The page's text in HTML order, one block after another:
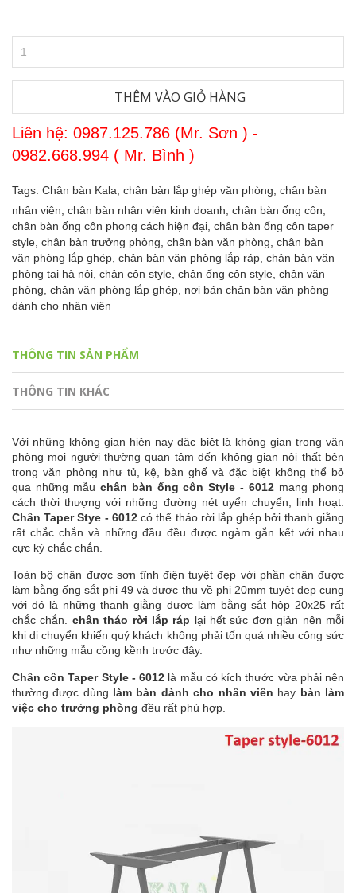
THÊM VÀO GIỎ HÀNG
Liên hệ: 0987.125.786 (Mr. Sơn ) -
0982.668.994 ( Mr. Bình )
Tags: Chân bàn Kala, chân bàn lắp ghép văn phòng, chân bàn
nhân viên, chân bàn nhân viên kinh doanh, chân bàn ống côn,
chân bàn ống côn phong cách hiện đại, chân bàn ống côn taper
style, chân bàn trưởng phòng, chân bàn văn phòng, chân bàn
văn phòng lắp ghép, chân bàn văn phòng lắp ráp, chân bàn văn
phòng tại hà nội, chân côn style, chân ống côn style, chân văn
phòng, chân văn phòng lắp ghép, nơi bán chân bàn văn phòng
dành cho nhân viên
THÔNG TIN SẢN PHẨM
THÔNG TIN KHÁC
Với những không gian hiện nay đặc biệt là không gian trong văn
phòng mọi người thường quan tâm đến không gian nội thất bên
trong văn phòng như tủ, kệ, bàn ghế và đặc biệt không thể bỏ
qua những mẫu chân bàn ống côn Style - 6012 mang phong
cách thời thượng với những đường nét uyển chuyển, linh hoạt.
Chân Taper Stye - 6012có thể tháo rời lắp ghép bởi thanh giằng
rất chắc chắn và những đầu đều được ngàm gắn kết với nhau
cực kỳ chắc chắn.
Toàn bộ chân được sơn tĩnh điện tuyệt đẹp với phần chân được
làm bằng ống sắt phi 49 và được thu về phi 20mm tuyệt đẹp cung
với đó là những thanh giằng được làm bằng sắt hộp 20x25 rất
chắc chắn.
chân tháo rời lắp ráp lại hết sức đơn giản nên mỗi
khi di chuyển khiến quý khách không phải tốn quá nhiều công sức
như những mẫu cồng kềnh trước đây.
Chân côn Taper Style - 6012 là mẫu có kích thước vừa phải nên
thường được dùng làm bàn dành cho nhân viên hay bàn làm
việc cho trưởng phòng đều rất phù hợp.